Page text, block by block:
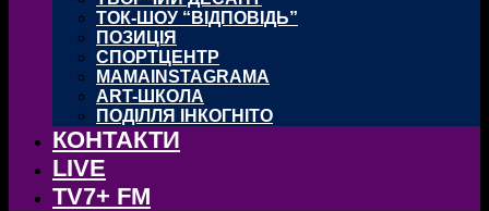
ТОК-ШОУ “ВІДПОВІДЬ”
ПОЗИЦІЯ
СПОРТЦЕНТР
MAMAINSTAGRAMA
ART-ШКОЛА
ПОДІЛЛЯ ІНКОГНІТО
КОНТАКТИ
LIVE
TV7+ FM